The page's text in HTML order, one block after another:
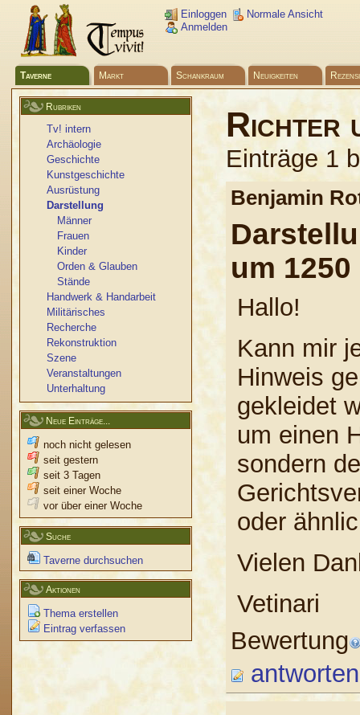
Einloggen
Anmelden
Normale Ansicht
Taverne Markt Schankraum Neuigkeiten
Rubriken
Tv! intern
Archäologie
Geschichte
Kunstgeschichte
Ausrüstung
Darstellung
Männer
Frauen
Kinder
Orden & Glauben
Stände
Handwerk & Handarbeit
Militärisches
Recherche
Rekonstruktion
Szene
Veranstaltungen
Unterhaltung
Neue Einträge...
noch nicht gelesen
seit gestern
seit 3 Tagen
seit einer Woche
vor über einer Woche
Suche
Taverne durchsuchen
Aktionen
Thema erstellen
Eintrag verfassen
Richter
Einträge 1
Benjamin
um 1250
Hallo!
Kann mir
Hinweis
gekleidet
um einen
sondern
oder
Vielen
Vetinari
Bewertung
antworten